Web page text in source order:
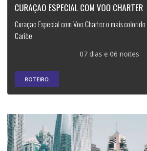
CURAÇAO ESPECIAL COM VOO CHARTER
Curaçao Especial com Voo Charter o mais
Caribe
07 dias e 06 noites
ROTEIRO